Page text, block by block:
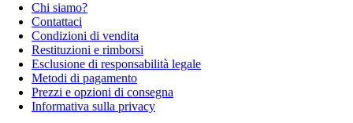
Chi siamo?
Contattaci
Condizioni di vendita
Restituzioni e rimborsi
Esclusione di responsabilità legale
Metodi di pagamento
Prezzi e opzioni di consegna
Informativa sulla privacy